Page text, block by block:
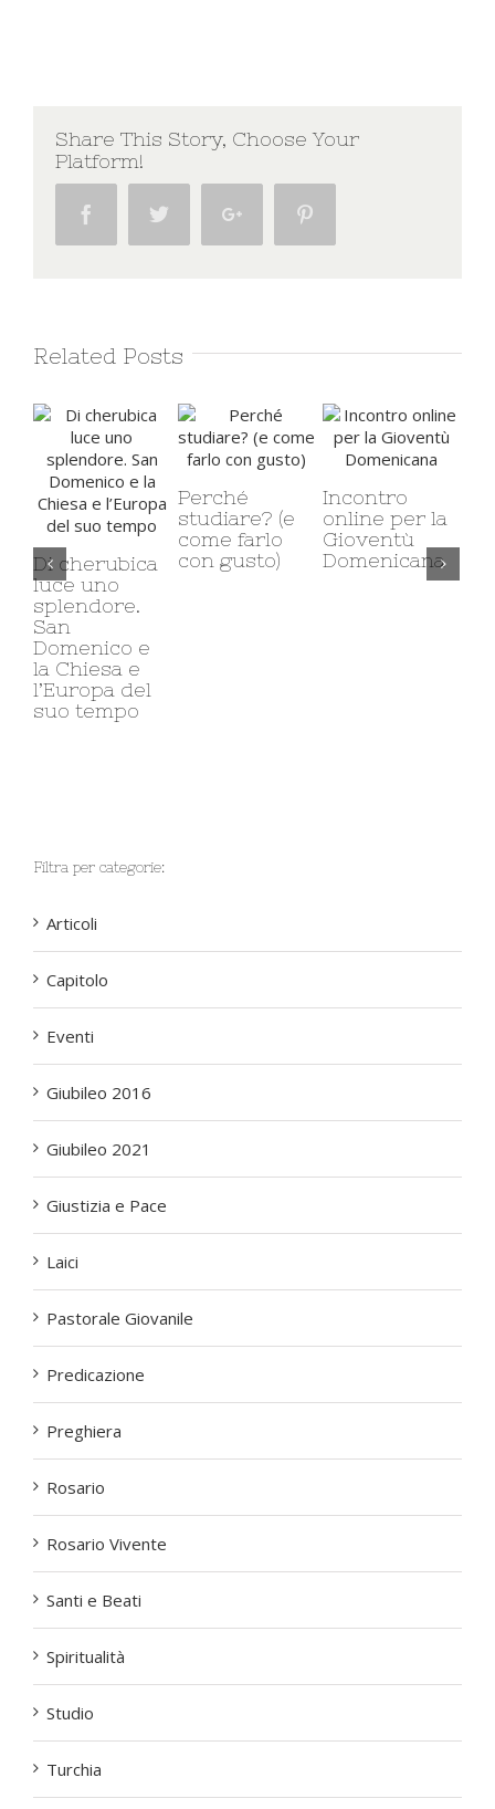
Share This Story, Choose Your
Platform!
Facebook Twitter Google+
Related Posts
Di cherubica
luce uno
splendore.
San
Domenico e
la Chiesa e
l’Europa del
suo tempo
Perché
studiare? (e
come farlo
con gusto)
Incontro
online per la
Gioventù
Domenicana
Filtra per categorie:
Articoli
Capitolo
Eventi
Giubileo 2016
Giubileo 2021
Giustizia e Pace
Laici
Pastorale Giovanile
Predicazione
Preghiera
Rosario
Rosario Vivente
Santi e Beati
Spiritualità
Studio
Turchia